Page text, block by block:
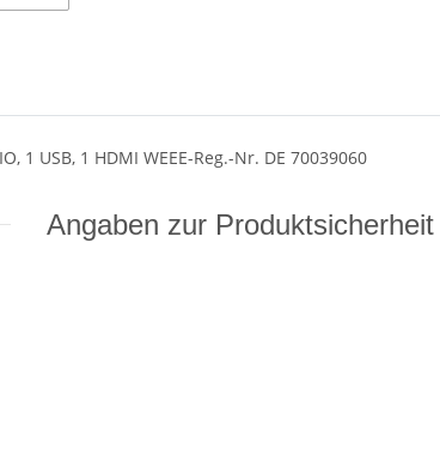
1 USB, 1 HDMI WEEE-Reg.-Nr. DE 70039060
Angaben zur Produktsicherheit